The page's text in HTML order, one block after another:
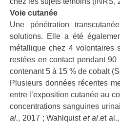
Voie cutanée
Une pénétration
solutions. Elle a été
métallique chez 4 volontaires
restées en contact pendant
contenant 5 à 15 % de cobalt
Plusieurs données récentes
entre l’exposition cutanée au
concentrations sanguines
al., 2017 ; Wahlquistet al.et